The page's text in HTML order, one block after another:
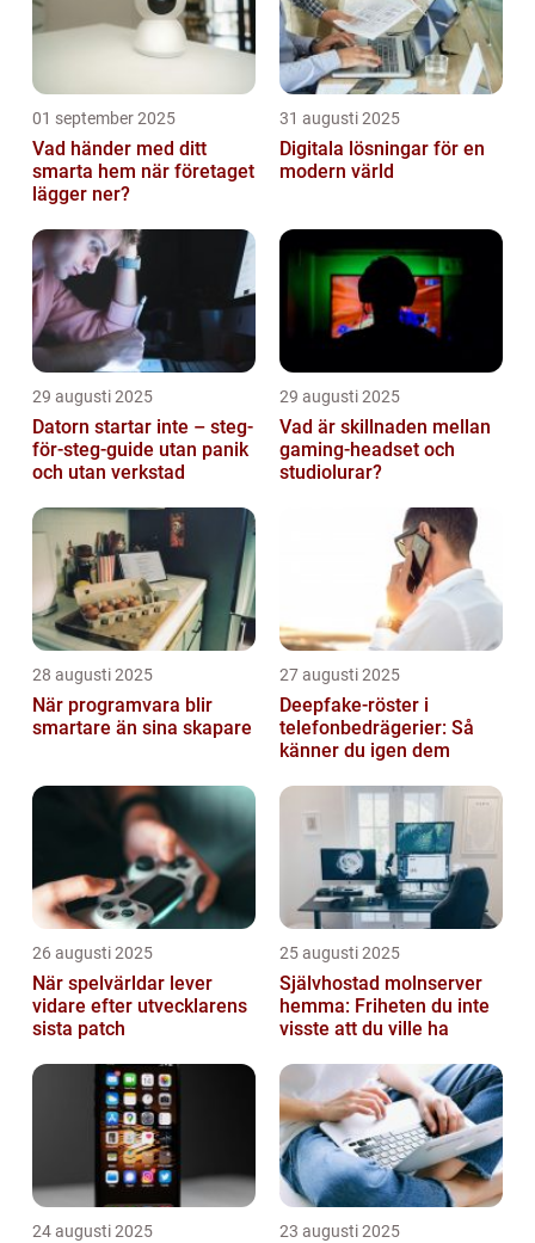
01 september 2025
Vad händer med ditt
smarta hem när företaget
lägger ner?
31 augusti 2025
Digitala lösningar för en
modern värld
29 augusti 2025
Datorn startar inte – steg-
för-steg-guide utan panik
och utan verkstad
29 augusti 2025
Vad är skillnaden mellan
gaming-headset och
studiolurar?
28 augusti 2025
När programvara blir
smartare än sina skapare
27 augusti 2025
Deepfake-röster i
telefonbedrägerier: Så
känner du igen dem
26 augusti 2025
När spelvärldar lever
vidare efter utvecklarens
sista patch
25 augusti 2025
Självhostad molnserver
hemma: Friheten du inte
visste att du ville ha
24 augusti 2025 23 augusti 2025